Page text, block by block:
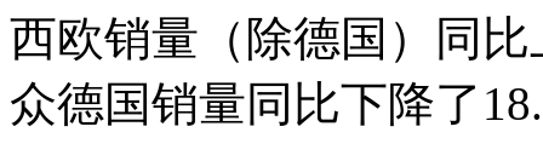
西欧销量（除德国）同
众德国销量同比下降了